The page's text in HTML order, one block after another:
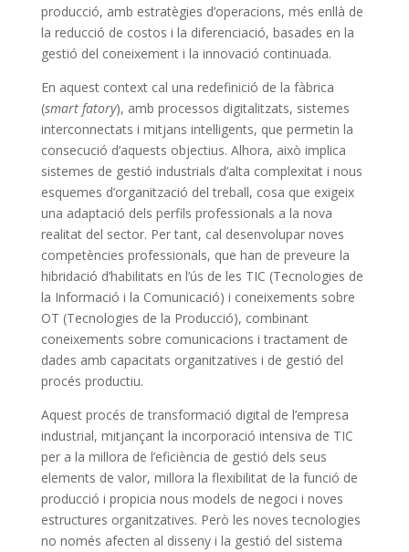
producció, amb estratègies d’operacions, més enllà de
la reducció de costos i la diferenciació, basades en la
gestió del coneixement i la innovació continuada.
En aquest context cal una redefinició de la fàbrica
(smart fatory), amb processos digitalitzats, sistemes
interconnectats i mitjans intel·ligents, que permetin la
consecució d’aquests objectius. Alhora, això implica
sistemes de gestió industrials d’alta complexitat i nous
esquemes d’organització del treball, cosa que exigeix
una adaptació dels perfils professionals a la nova
realitat del sector. Per tant, cal desenvolupar noves
competències professionals, que han de preveure la
hibridació d’habilitats en l’ús de les TIC (Tecnologies de
la Informació i la Comunicació) i coneixements sobre
OT (Tecnologies de la Producció), combinant
coneixements sobre comunicacions i tractament de
dades amb capacitats organitzatives i de gestió del
procés productiu.
Aquest procés de transformació digital de l’empresa
industrial, mitjançant la incorporació intensiva de TIC
per a la millora de l’eficiència de gestió dels seus
elements de valor, millora la flexibilitat de la funció de
producció i propicia nous models de negoci i noves
estructures organitzatives. Però les noves tecnologies
no només afecten al disseny i la gestió del sistema